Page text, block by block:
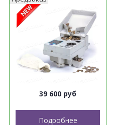
39 600 руб
Подробнее